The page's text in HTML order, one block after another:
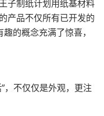
子制纸计划用纸基材料
产品不仅所有已开发的
的概念充满了惊喜，
，不仅仅是外观，更注